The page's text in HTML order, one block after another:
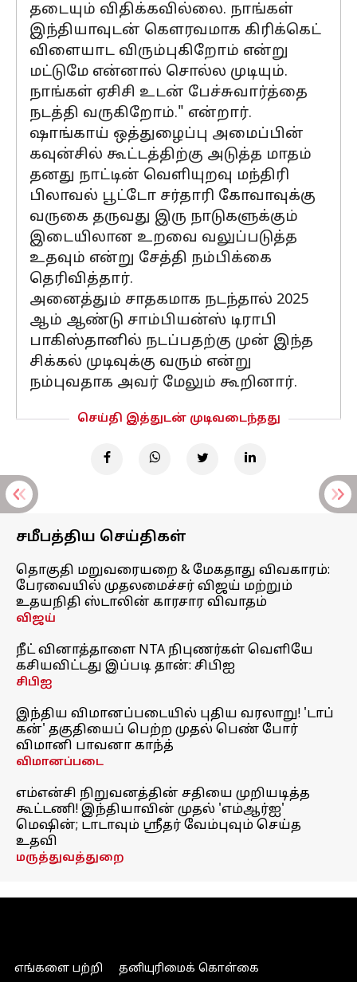
தடையும் விதிக்கவில்லை. நாங்கள்
இந்தியாவுடன் கெளரவமாக கிரிக்கெட்
விளையாட விரும்புகிறோம் என்று
மட்டுமே என்னால் சொல்ல முடியும்.
நாங்கள் ஏசிசி உடன் பேச்சுவார்த்தை
நடத்தி வருகிறோம்." என்றார்.
ஷாங்காய் ஒத்துழைப்பு அமைப்பின்
கவுன்சில் கூட்டத்திற்கு அடுத்த மாதம்
தனது நாட்டின் வெளியுறவு மந்திரி
பிலாவல் பூட்டோ சர்தாரி கோவாவுக்கு
வருகை தருவது இரு நாடுகளுக்கும்
இடையிலான உறவை வலுப்படுத்த
உதவும் என்று சேத்தி நம்பிக்கை
தெரிவித்தார்.
அனைத்தும் சாதகமாக நடந்தால் 2025
ஆம் ஆண்டு சாம்பியன்ஸ் டிராபி
பாகிஸ்தானில் நடப்பதற்கு முன் இந்த
சிக்கல் முடிவுக்கு வரும் என்று
நம்புவதாக அவர் மேலும் கூறினார்.
செய்தி இத்துடன் முடிவடைந்தது
சமீபத்திய செய்திகள்
தொகுதி மறுவரையறை & மேகதாது விவகாரம்:
பேரவையில் முதலமைச்சர் விஜய் மற்றும்
உதயநிதி ஸ்டாலின் காரசார விவாதம்
விஜய்
நீட் வினாத்தாளை NTA நிபுணர்கள் வெளியே
கசியவிட்டது இப்படி தான்: சிபிஐ
சிபிஐ
இந்திய விமானப்படையில் புதிய வரலாறு! 'டாப்
கன்' தகுதியைப் பெற்ற முதல் பெண் போர்
விமானி பாவனா காந்த்
விமானப்படை
எம்என்சி நிறுவனத்தின் சதியை முறியடித்த
கூட்டணி! இந்தியாவின் முதல் 'எம்ஆர்ஐ'
மெஷின்; டாடாவும் ஸ்ரீதர் வேம்புவும் செய்த
உதவி
மருத்துவத்துறை
எங்களை பற்றி தனியுரிமைக் கொள்கை